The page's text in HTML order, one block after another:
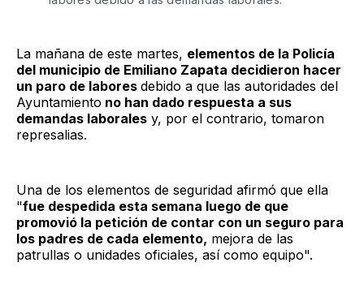
La mañana de este martes, elementos de la Policía
del municipio de Emiliano Zapata decidieron hacer
un paro de labores debido a que las autoridades del
Ayuntamiento no han dado respuesta a sus
demandas laborales y, por el contrario, tomaron
represalias.
Una de los elementos de seguridad afirmó que ella
"fue despedida esta semana luego de que
promovió la petición de contar con un seguro para
los padres de cada elemento, mejora de las
patrullas o unidades oficiales, así como equipo".